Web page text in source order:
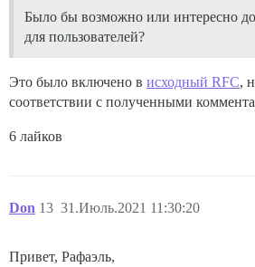
Было бы возможно или интересно
для пользователей?
Это было включено в исходный RFC,
соответствии с полученными
6 лайков
Don 31.Июль.2021 11:30:20
13
Привет, Рафаэль,